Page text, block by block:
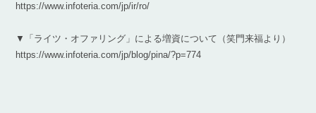
https://www.infoteria.com/jp/ir/ro/
▼「ライツ・オファリング」による増資について（笑門来福より）
https://www.infoteria.com/jp/blog/pina/?p=774